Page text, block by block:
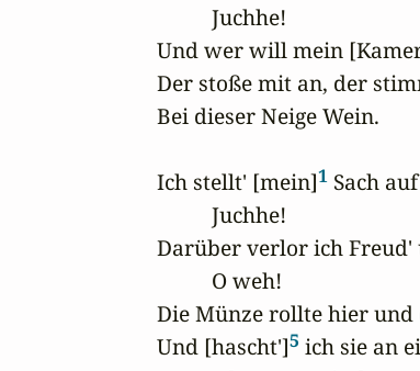
          Juchhe!
Und wer will mein
Der stoße mit an, der
Bei dieser Neige Wein.
Ich stellt' [mein]1 Sach
          Juchhe!
Darüber verlor ich Freud'
          O weh!
Die Münze rollte hier
Und [hascht']5 ich sie an